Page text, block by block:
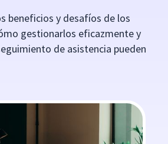
beneficios y desafíos de los
gestionarlos eficazmente y
de asistencia pueden